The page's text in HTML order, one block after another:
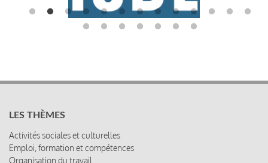
LES THÈMES
Activités sociales et culturelles
Emploi, formation et compétences
Organisation du travail